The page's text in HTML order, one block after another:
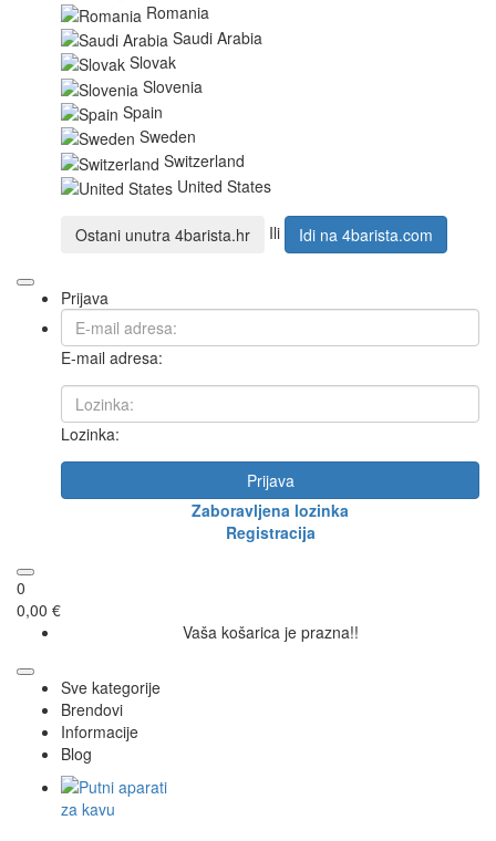
Romania
Saudi Arabia
Slovak
Slovenia
Spain
Sweden
Switzerland
United States
Ostani unutra 4barista.hr Ili Idi na 4barista.com
Prijava
E-mail adresa:
Lozinka:
Prijava
Zaboravljena lozinka
Registracija
0
0,00 €
Vaša košarica je prazna!!
Sve kategorije
Brendovi
Informacije
Blog